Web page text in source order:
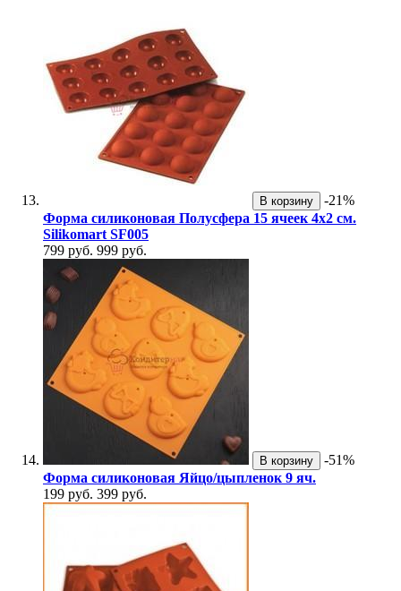
В корзину
-21%
Форма силиконовая Полусфера 15 ячеек 4х2 см.
Silikomart SF005
799 руб. 999 руб.
В корзину
-51%
Форма силиконовая Яйцо/цыпленок 9 яч.
199 руб. 399 руб.